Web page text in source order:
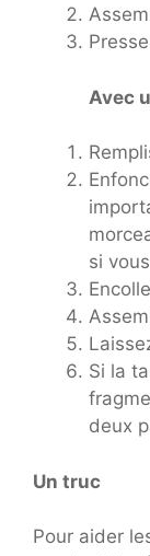
Avec
si
Si la
deux
Un truc
Pour aider